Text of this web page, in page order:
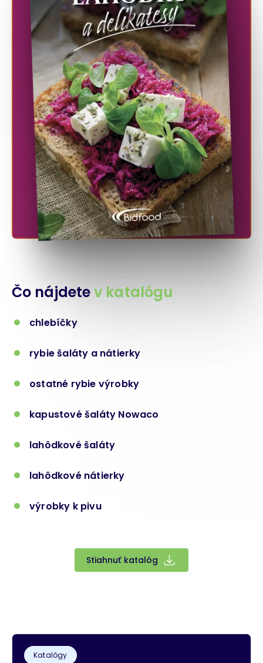
Čo nájdetev katalógu
chlebíčky
rybie šaláty a nátierky
ostatné rybie výrobky
kapustové šaláty Nowaco
lahôdkové šaláty
lahôdkové nátierky
výrobky k pivu
Stiahnuť katalóg
Katalógy